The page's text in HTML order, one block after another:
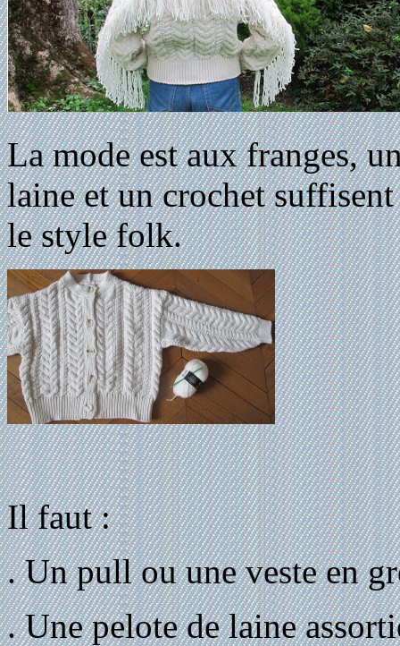
La mode est aux franges,
laine et un crochet
le style folk.
Il faut :
. Un pull ou une veste en
. Une pelote de laine